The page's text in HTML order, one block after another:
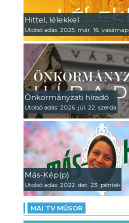
Hittel, lélekkel
Utolsó adás: 2025. már. 16. vasárnap
Önkormányzati híradó
Utolsó adás: 2026. júl. 22. szerda
Más-Kép(p)
Utolsó adás: 2022. dec. 23. péntek
MAI TV MŰSOR